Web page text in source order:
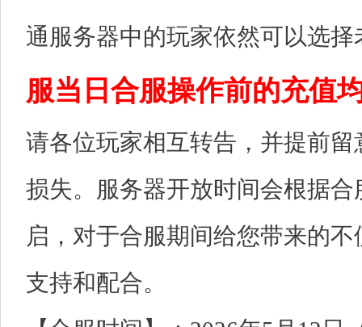
通服务器中的玩家依然可以选
服当日合服操作前的充值
请各位玩家相互转告，并提前
损失。服务器开放时间会根据
启，对于合服期间给您带来的
支持和配合。